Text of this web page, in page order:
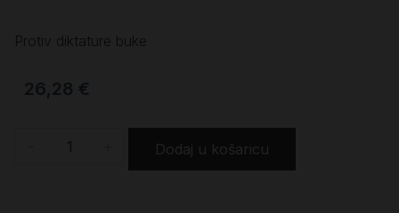
Protiv diktature buke
26,28 €
Dodaj u košaricu